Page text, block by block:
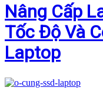
Nâng Cấp
Tốc Độ Và
Laptop